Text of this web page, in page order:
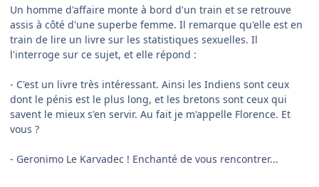
Un homme d'affaire monte à bord d'un train et se retrouve
assis à côté d'une superbe femme. Il remarque qu'elle est en
train de lire un livre sur les statistiques sexuelles. Il
l'interroge sur ce sujet, et elle répond :
- C'est un livre très intéressant. Ainsi les Indiens sont ceux
dont le pénis est le plus long, et les bretons sont ceux qui
savent le mieux s'en servir. Au fait je m'appelle Florence. Et
vous ?
- Geronimo Le Karvadec ! Enchanté de vous rencontrer...